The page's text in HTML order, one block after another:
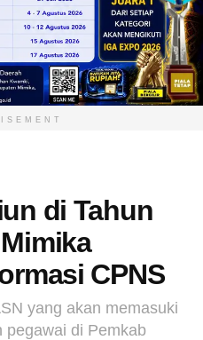
di Tahun
CPNS
yang akan memasuki
pegawai di Pemkab